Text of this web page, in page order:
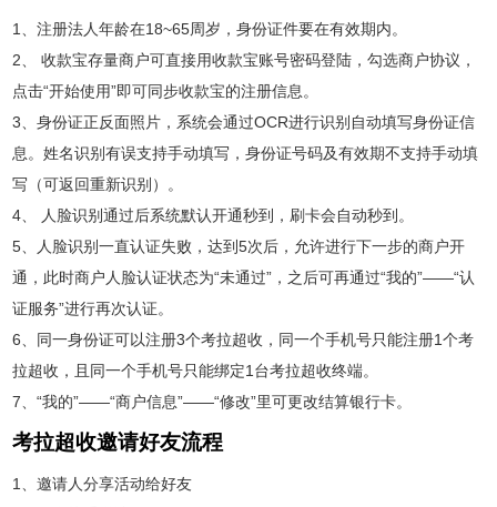
1、注册法人年龄在18~65周岁，身份证件要在有效期内。
2、 收款宝存量商户可直接用收款宝账号密码登陆，勾选商户协议，
点击“开始使用”即可同步收款宝的注册信息。
3、身份证正反面照片，系统会通过OCR进行识别自动填写身份证信
息。姓名识别有误支持手动填写，身份证号码及有效期不支持手动填
写（可返回重新识别）。
4、 人脸识别通过后系统默认开通秒到，刷卡会自动秒到。
5、人脸识别一直认证失败，达到5次后，允许进行下一步的商户开
通，此时商户人脸认证状态为“未通过”，之后可再通过“我的”——“认
证服务”进行再次认证。
6、同一身份证可以注册3个考拉超收，同一个手机号只能注册1个考
拉超收，且同一个手机号只能绑定1台考拉超收终端。
7、“我的”——“商户信息”——“修改”里可更改结算银行卡。
考拉超收邀请好友流程
1、邀请人分享活动给好友